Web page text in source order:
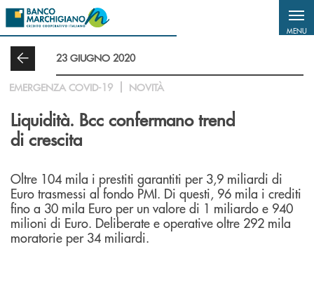
Salta al contenuto principale
MENU
23 GIUGNO 2020
EMERGENZA COVID-19 NOVITÀ
Liquidità. Bcc confermano trend
di crescita
Oltre 104 mila i prestiti garantiti per 3,9 miliardi di
Euro trasmessi al fondo PMI. Di questi, 96 mila i crediti
fino a 30 mila Euro per un valore di 1 miliardo e 940
milioni di Euro. Deliberate e operative oltre 292 mila
moratorie per 34 miliardi.